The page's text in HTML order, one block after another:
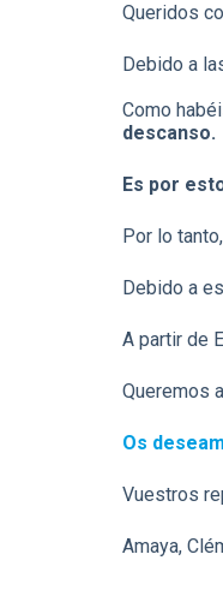
Queridos
Debido a
Como
descanso.
Es por
Por lo
Debido a
A partir de
Queremos
Os
Vuestros
Amaya,